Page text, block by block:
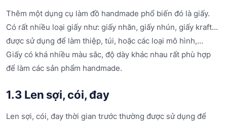
Thêm một dụng cụ làm đồ handmade phổ biến đó là giấy.
Có rất nhiều loại giấy như: giấy nhăn, giấy nhún, giấy kraft…
được sử dụng để làm thiệp, túi, hoặc các loại mô hình,…
Giấy có khá nhiều màu sắc, độ dày khác nhau rất phù hợp
để làm các sản phẩm handmade.
1.3 Len sợi, cói, đay
Len sợi, cói, đay thời gian trước thường được sử dụng để